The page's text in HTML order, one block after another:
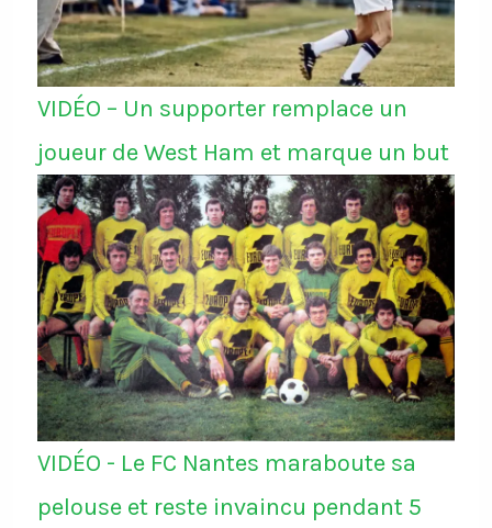
VIDÉO – Un supporter remplace un
joueur de West Ham et marque un but
VIDÉO - Le FC Nantes maraboute sa
pelouse et reste invaincu pendant 5